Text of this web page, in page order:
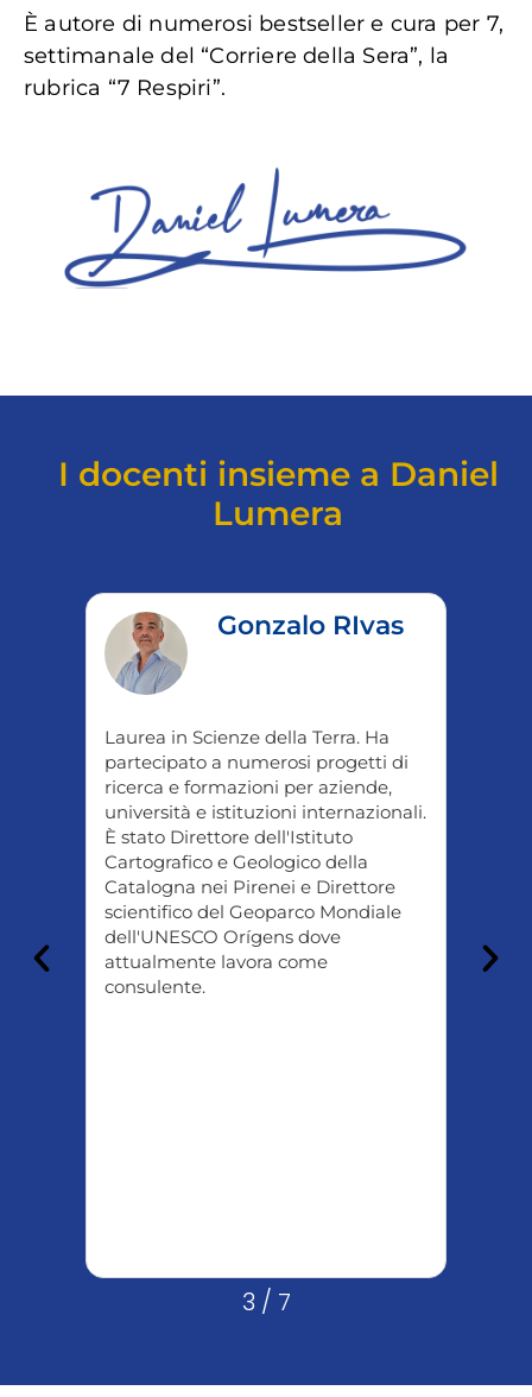
È autore di numerosi bestseller e cura per 7,
settimanale del “Corriere della Sera”, la
rubrica “7 Respiri”.
I docenti insieme a Daniel
Lumera
Gonzalo RIvas
Laurea in Scienze della Terra. Ha
partecipato a numerosi progetti di
ricerca e formazioni per aziende,
università e istituzioni internazionali.
È stato Direttore dell'Istituto
Cartografico e Geologico della
Catalogna nei Pirenei e Direttore
scientifico del Geoparco Mondiale
dell'UNESCO Orígens dove
attualmente lavora come
consulente.
3 / 7